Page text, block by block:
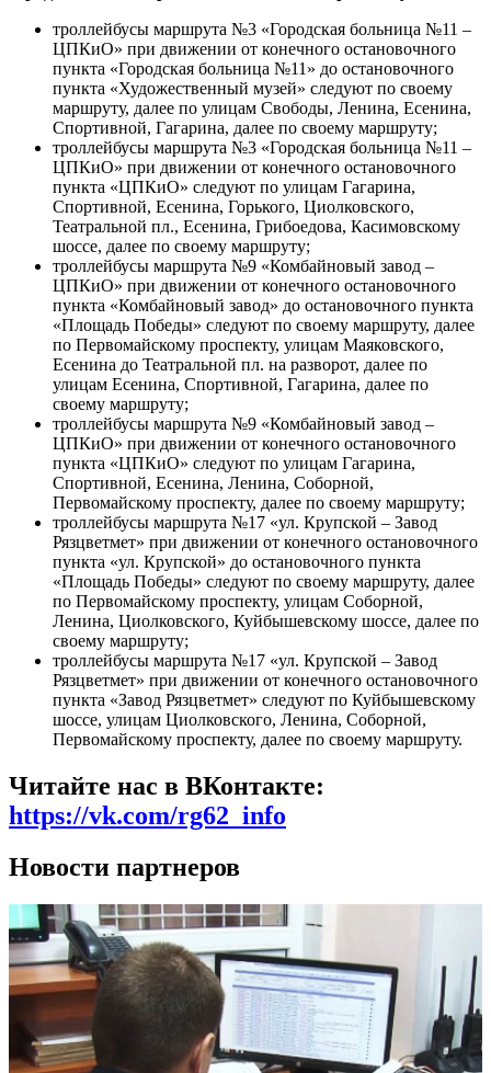
троллейбусы маршрута №3 «Городская больница №11 –
ЦПКиО» при движении от конечного остановочного
пункта «Городская больница №11» до остановочного
пункта «Художественный музей» следуют по своему
маршруту, далее по улицам Свободы, Ленина, Есенина,
Спортивной, Гагарина, далее по своему маршруту;
троллейбусы маршрута №3 «Городская больница №11 –
ЦПКиО» при движении от конечного остановочного
пункта «ЦПКиО» следуют по улицам Гагарина,
Спортивной, Есенина, Горького, Циолковского,
Театральной пл., Есенина, Грибоедова, Касимовскому
шоссе, далее по своему маршруту;
троллейбусы маршрута №9 «Комбайновый завод –
ЦПКиО» при движении от конечного остановочного
пункта «Комбайновый завод» до остановочного пункта
«Площадь Победы» следуют по своему маршруту, далее
по Первомайскому проспекту, улицам Маяковского,
Есенина до Театральной пл. на разворот, далее по
улицам Есенина, Спортивной, Гагарина, далее по
своему маршруту;
троллейбусы маршрута №9 «Комбайновый завод –
ЦПКиО» при движении от конечного остановочного
пункта «ЦПКиО» следуют по улицам Гагарина,
Спортивной, Есенина, Ленина, Соборной,
Первомайскому проспекту, далее по своему маршруту;
троллейбусы маршрута №17 «ул. Крупской – Завод
Рязцветмет» при движении от конечного остановочного
пункта «ул. Крупской» до остановочного пункта
«Площадь Победы» следуют по своему маршруту, далее
по Первомайскому проспекту, улицам Соборной,
Ленина, Циолковского, Куйбышевскому шоссе, далее по
своему маршруту;
троллейбусы маршрута №17 «ул. Крупской – Завод
Рязцветмет» при движении от конечного остановочного
пункта «Завод Рязцветмет» следуют по Куйбышевскому
шоссе, улицам Циолковского, Ленина, Соборной,
Первомайскому проспекту, далее по своему маршруту.
Читайте нас в ВКонтакте:
https://vk.com/rg62_info
Новости партнеров